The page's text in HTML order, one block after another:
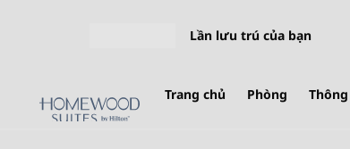
Lần lưu trú của bạn
Trang chủ Phòng